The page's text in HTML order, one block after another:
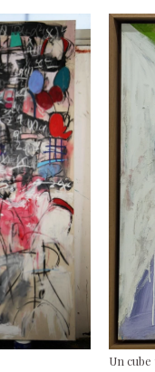
Un